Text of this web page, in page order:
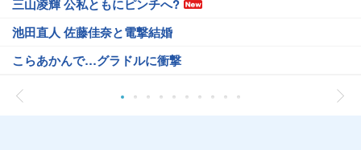
三山凌輝 公私ともにピンチへ?
池田直人 佐藤佳奈と電撃結婚
こらあかんで…グラドルに衝撃